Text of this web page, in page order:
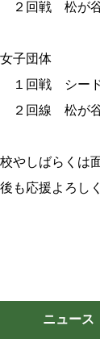
回戦 松が谷
子団体
回戦 シー
回線 松が
やしばらくは
も応援よろし
ニュース